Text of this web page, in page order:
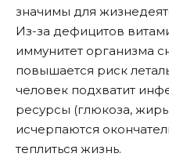
значимы для
Из-за дефицитов
иммунитет организма
повышается риск
человек подхватит
ресурсы (глюкоза,
исчерпаются
теплиться жизнь.